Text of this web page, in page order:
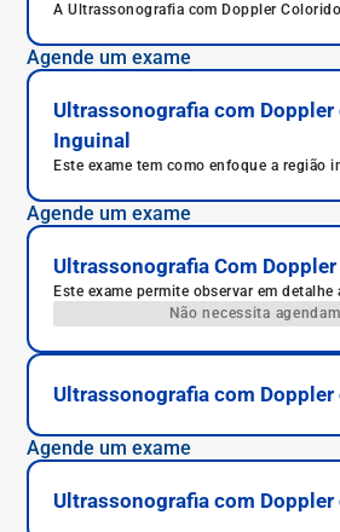
A Ultrassonografia com Doppler
com imagens detalhadas e análise do
essencial para o diagnóstico de
Agende um exame
Ultrassonografia com Doppler
Inguinal
Este exame tem como enfoque a região
Agende um exame
Ultrassonografia Com
Este exame permite observar em detalhe
parótidas do paciente, responsáveis
Não necessita
Ultrassonografia com Doppler
Agende um exame
Ultrassonografia com Doppler